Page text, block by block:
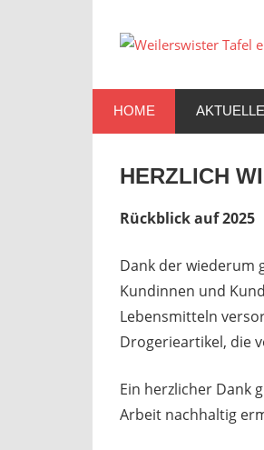
Inhalt
HOME
HERZLICH
Rückblick auf 2025
Dank der wiederum
Kundinnen und
Lebensmitteln
Drogerieartikel, die
Ein herzlicher Dank
Arbeit nachhaltig